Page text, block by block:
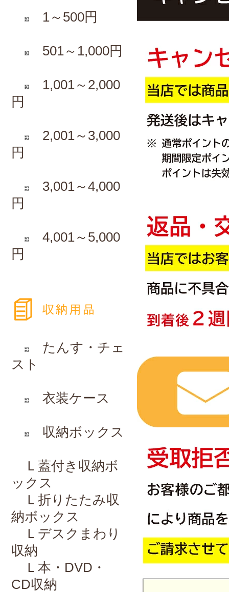
1～500円
501～1,000円
1,001～2,000
円
2,001～3,000
円
3,001～4,000
円
4,001～5,000
円
たんす・チェ
スト
衣装ケース
収納ボックス
Ｌ 蓋付き収納ボ
ックス
Ｌ 折りたたみ収
納ボックス
Ｌ デスクまわり
収納
Ｌ 本・DVD・
CD収納